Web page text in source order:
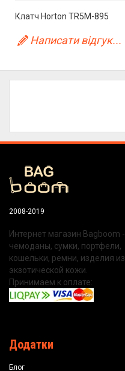
Клатч Horton TR5M-895
Написати відгук...
2008-2019
Интернет магазин Bagboom -
чемоданы, сумки, портфели,
кошельки, ремни, изделия из
экзотической кожи.
Принимаем к оплате:
Додатки
Блог